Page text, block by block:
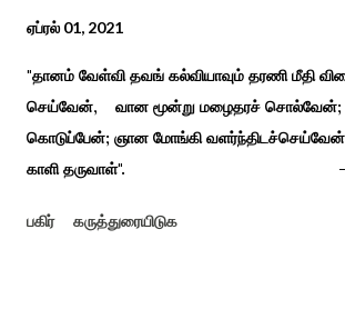
ஏப்ரல் 01, 2021
"தானம் வேள்வி தவங் கல்வியாவும் தரணி மீதி
செய்வேன், வான மூன்று மழைதரச் சொல்வேன்;
கொடுப்பேன்; ஞான மோங்கி
காளி தருவாள்". -
கொல்லங்குடி கிராம பக்தரின் கனவில் அய்யனார்
பகிர் கருத்துரையிடுக